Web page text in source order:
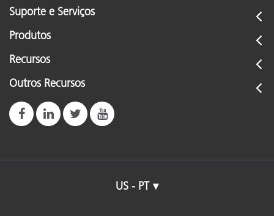
Suporte e Serviços
Produtos
Recursos
Outros Recursos
US - PT